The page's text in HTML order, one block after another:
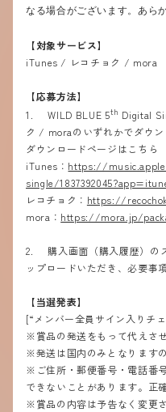
なる場合がございます。あら
【対象サービス】
iTunes / レコチョク / mora
【応募方法】
1. WILD BLUE 5th Digital
ク / moraのいずれかでダウン
ダウンロードページはこちら
iTunes： https://
single/
レコチョク： https://
mora： https://mora.jp/
2. 購入画面（購入履歴）の
ップロードいただき、必要事
【当選発表】
[“メンバー全員サイン入りチ
※賞品の発送をもって代えさ
※発送は国内のみとなります
※ご住所・郵便番号・電話番
できないことがあります。正
※賞品の内容は予告なく変更